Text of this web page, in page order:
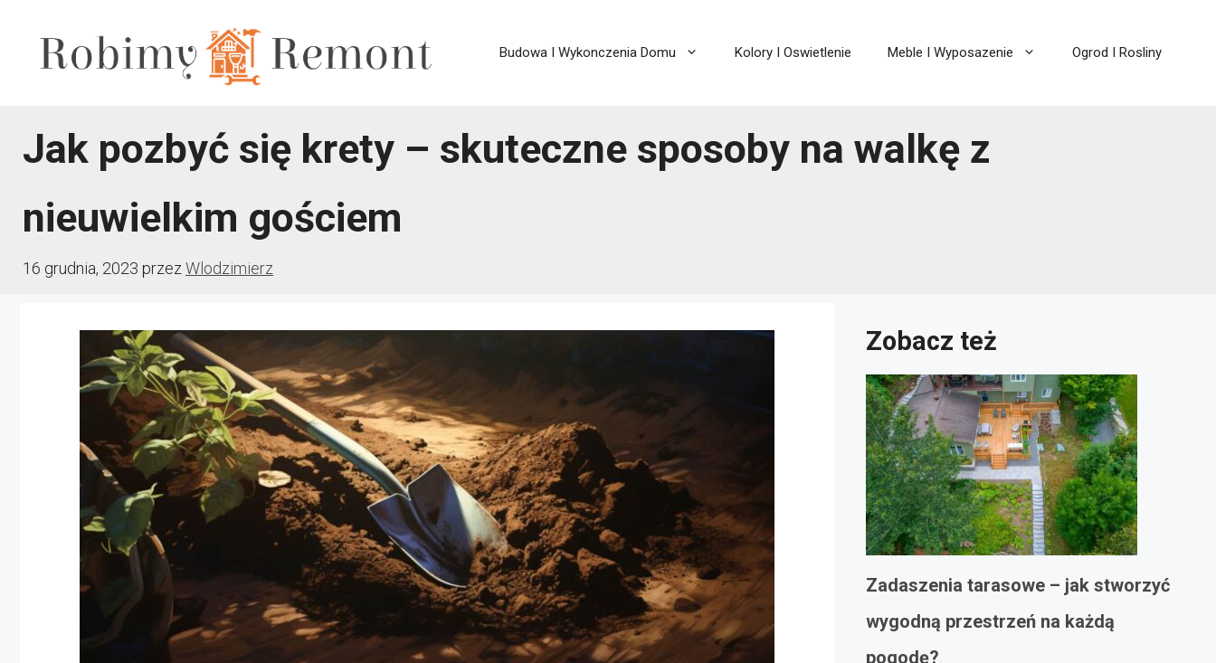
Budowa I Wykonczenia Domu Kolory I Oswietlenie Meble I Wyposazenie Ogrod I Rosliny
Jak pozbyć się krety – skuteczne sposoby na walkę z
nieuwielkim gościem
16 grudnia, 2023 przez Wlodzimierz
Zobacz też
Zadaszenia tarasowe – jak stworzyć
wygodną przestrzeń na każdą
pogodę?